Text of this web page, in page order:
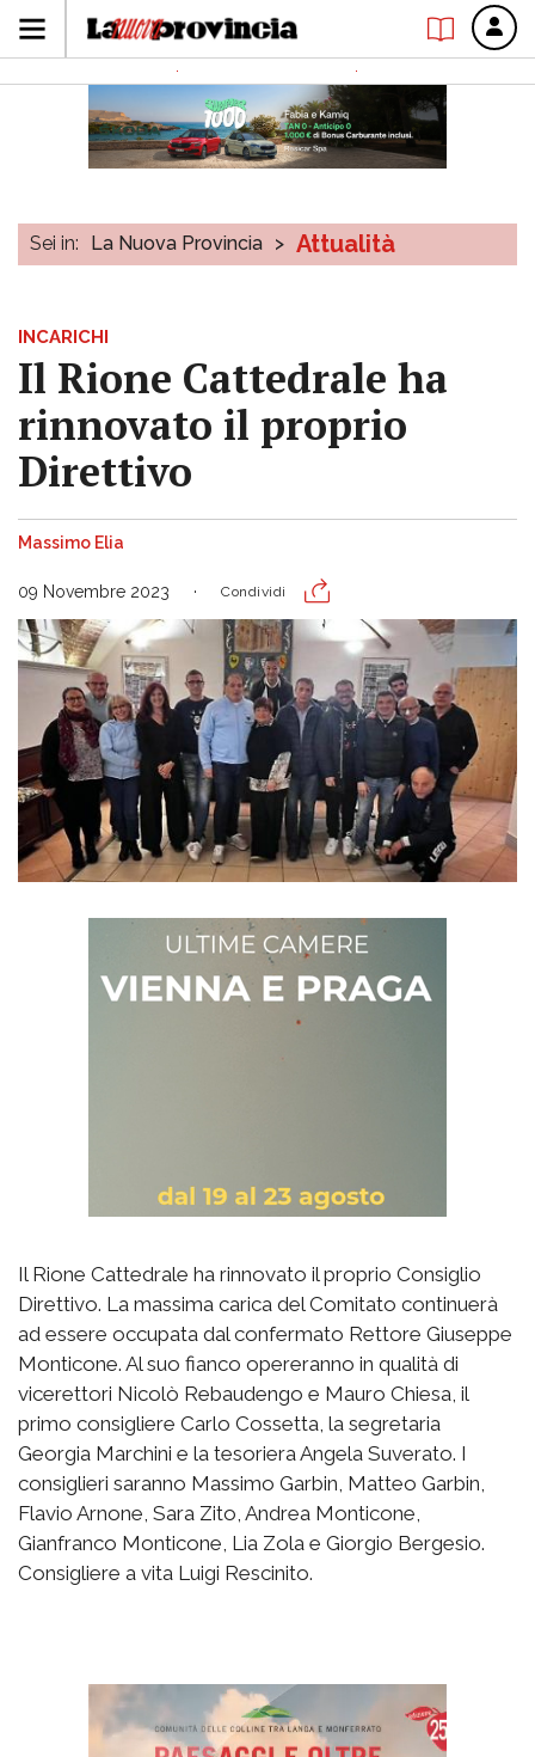
Sei in: La Nuova Provincia > Attualità
INCARICHI
Il Rione Cattedrale ha
rinnovato il proprio
Direttivo
Massimo Elia
09 Novembre 2023 Condividi
Il Rione Cattedrale ha rinnovato il proprio Consiglio
Direttivo. La massima carica del Comitato continuerà
ad essere occupata dal confermato Rettore Giuseppe
Monticone. Al suo fianco opereranno in qualità di
vicerettori Nicolò Rebaudengo e Mauro Chiesa, il
primo consigliere Carlo Cossetta, la segretaria
Georgia Marchini e la tesoriera Angela Suverato. I
consiglieri saranno Massimo Garbin, Matteo Garbin,
Flavio Arnone, Sara Zito, Andrea Monticone,
Gianfranco Monticone, Lia Zola e Giorgio Bergesio.
Consigliere a vita Luigi Rescinito.